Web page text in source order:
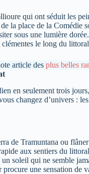
qui ont séduit les
la place de la Comédie
sous une lumière dorée.
clémentes le long du
article des plus belles
en seulement trois
changez d’univers :
de Tramuntana ou
aux sentiers du
soleil qui ne semble
une sensation de